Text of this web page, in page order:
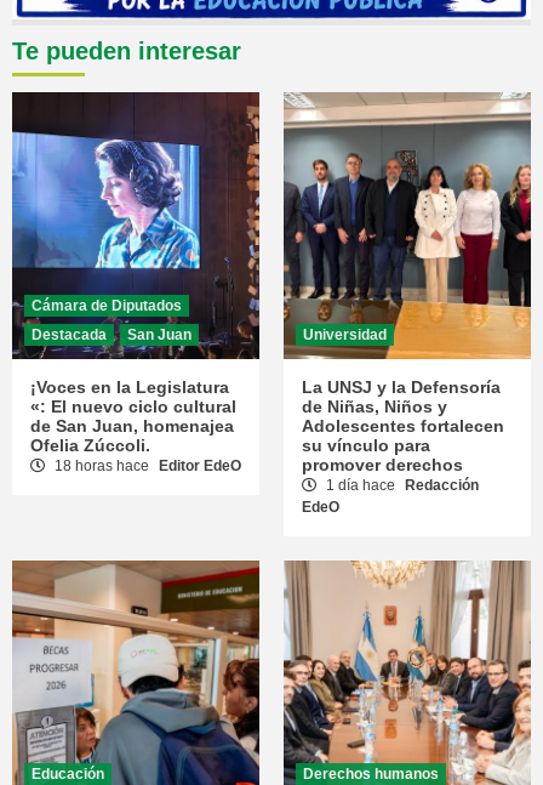
Te pueden interesar
Cámara de Diputados
Destacada
San Juan
¡Voces en la Legislatura
«: El nuevo ciclo cultural
de San Juan, homenajea
Ofelia Zúccoli.
18 horas hace Editor EdeO
Universidad
La UNSJ y la Defensoría
de Niñas, Niños y
Adolescentes fortalecen
su vínculo para
promover derechos
1 día hace
Redacción
EdeO
Educación
Derechos humanos